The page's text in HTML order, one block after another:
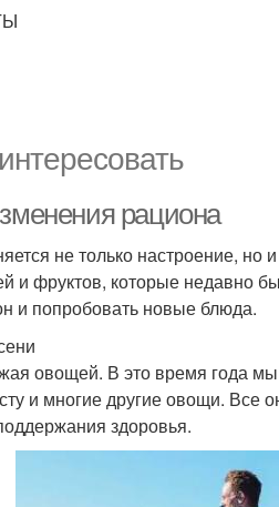
рациона
не только настроение,
и фруктов, которые недавно
и попробовать новые блюда.
овощей. В это время года
и многие другие овощи.
здоровья.